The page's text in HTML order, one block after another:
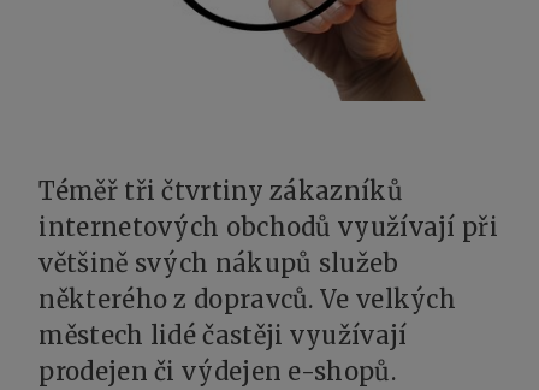
Téměř tři čtvrtiny zákazníků
internetových obchodů využívají při
většině svých nákupů služeb
některého z dopravců. Ve velkých
městech lidé častěji využívají
prodejen či výdejen e-shopů.